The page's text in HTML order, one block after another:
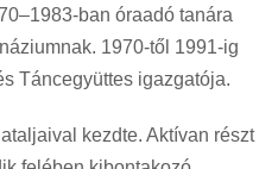
ban óraadó tanára
1970-től 1991-ig
Táncegyüttes igazgatója.
kezdte. Aktívan részt